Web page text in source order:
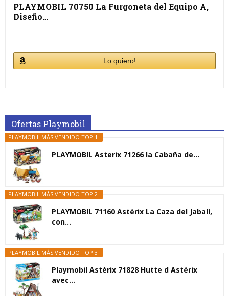
PLAYMOBIL 70750 La Furgoneta del Equipo A,
Diseño…
Lo quiero!
Ofertas Playmobil
PLAYMOBIL MÁS VENDIDO TOP 1
PLAYMOBIL Asterix 71266 la Cabaña de...
PLAYMOBIL MÁS VENDIDO TOP 2
PLAYMOBIL 71160 Astérix La Caza del Jabalí,
con...
PLAYMOBIL MÁS VENDIDO TOP 3
Playmobil Astérix 71828 Hutte d Astérix
avec...